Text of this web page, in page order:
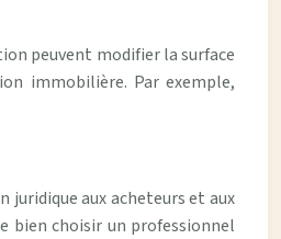
peuvent modifier la surface
immobilière. Par exemple,
aux acheteurs et aux
bien choisir un professionnel